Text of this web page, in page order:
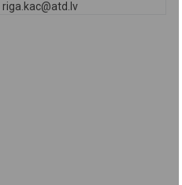
riga.kac@atd.lv